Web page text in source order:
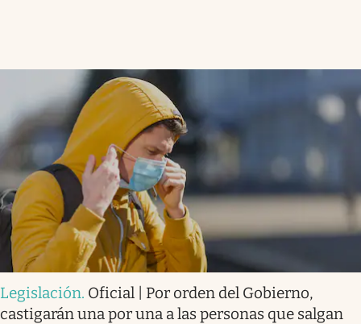
Legislación. Oficial | Por orden del Gobierno,
castigarán una por una a las personas que salgan